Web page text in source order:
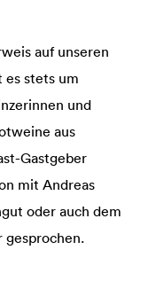
auf unseren
es stets um
und
aus
Gastgeber
mit Andreas
oder auch dem
gesprochen.